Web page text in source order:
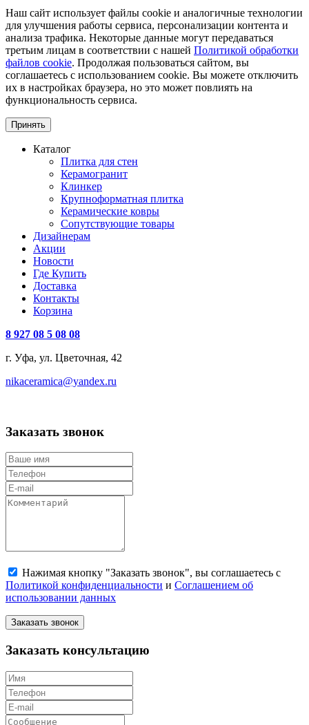
Наш сайт использует файлы cookie и аналогичные технологии
для улучшения работы сервиса, персонализации контента и
анализа трафика. Некоторые данные могут передаваться
третьим лицам в соответствии с нашей Политикой обработки
файлов cookie. Продолжая пользоваться сайтом, вы
соглашаетесь с использованием cookie. Вы можете отключить
их в настройках браузера, но это может повлиять на
функциональность сервиса.
Принять
Каталог
Плитка для стен
Керамогранит
Клинкер
Крупноформатная плитка
Керамические ковры
Сопутствующие товары
Дизайнерам
Акции
Новости
Где Купить
Доставка
Контакты
Корзина
8 927 08 5 08 08
г. Уфа, ул. Цветочная, 42
nikaceramica@yandex.ru
Заказать звонок
Нажимая кнопку "Заказать звонок", вы соглашаетесь с
Политикой конфиденциальности и Соглашением об
использовании данных
Заказать звонок
Заказать консультацию